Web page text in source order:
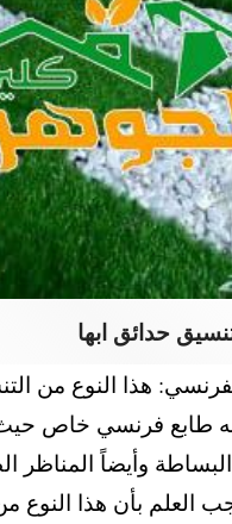
حدائق ابها
هذا النوع من
له طابع فرنسي خاص
وأيضاً المناظر
العلم بأن هذا النوع